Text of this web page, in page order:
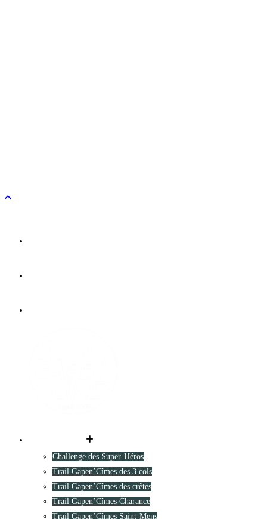
Challenge des Super-Héros
Trail Gapen’Cîmes des 3 cols
Trail Gapen’Cîmes des crêtes
Trail Gapen’Cîmes Charance
Trail Gapen’Cîmes Saint-Mens